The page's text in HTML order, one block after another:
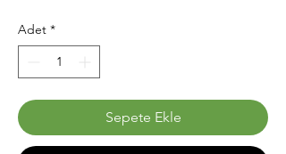
Adet *
Sepete Ekle